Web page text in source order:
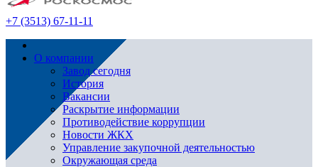
+7 (3513) 67-11-11
О компании
Завод сегодня
История
Вакансии
Раскрытие информации
Противодействие коррупции
Новости ЖКХ
Управление закупочной деятельностью
Окружающая среда